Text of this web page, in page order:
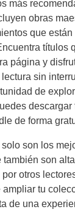
más
obras
que
títulos
página y
sin
de
de forma
solo son los
también son
otros
tu
de una